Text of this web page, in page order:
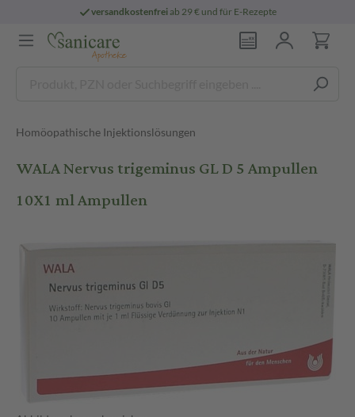
versandkostenfreiab 29 € und für E-Rezepte
Homöopathische Injektionslösungen
WALA Nervus trigeminus GL D 5 Ampullen
10X1 ml Ampullen